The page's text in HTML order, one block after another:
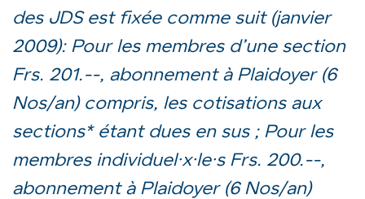
des JDS est fixée comme suit (janvier
2009): Pour les membres d’une section
Frs. 201.--, abonnement à Plaidoyer (6
Nos/an) compris, les cotisations aux
sections* étant dues en sus ; Pour les
membres individuel·x·le·s Frs. 200.--,
abonnement à Plaidoyer (6 Nos/an)